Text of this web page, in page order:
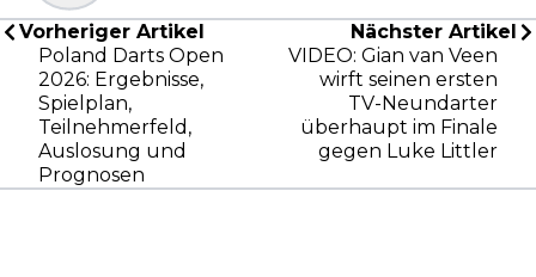
Vorheriger Artikel
Poland Darts Open
2026: Ergebnisse,
Spielplan,
Teilnehmerfeld,
Auslosung und
Prognosen
Nächster Artikel
VIDEO: Gian van Veen
wirft seinen ersten
TV-Neundarter
überhaupt im Finale
gegen Luke Littler